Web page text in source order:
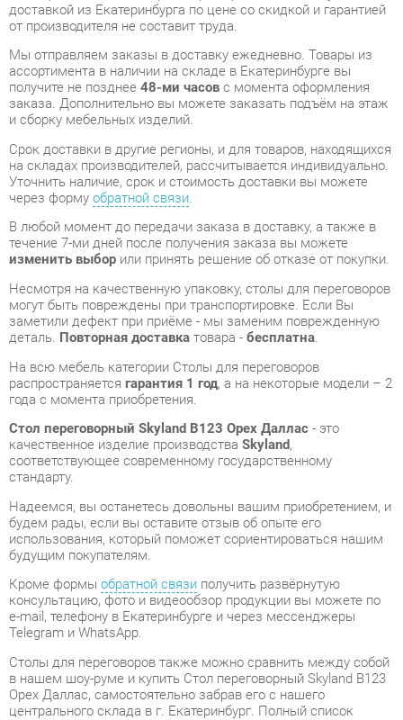
заказа. Дополнительно вы можете заказать подъём на этаж
и сборку мебельных изделий.
Срок доставки в другие регионы, и для товаров, находящихся
на складах производителей, рассчитывается индивидуально.
Уточнить наличие, срок и стоимость доставки вы можете
через формуобратной связи.
течение 7-ми дней после получения заказа вы можете
изменить выборили принять решение об отказе от покупки.
Несмотря на качественную упаковку, столы для переговоров
могут быть повреждены при транспортировке. Если Вы
заметили дефект при приёме - мы заменим поврежденную
деталь.Повторная доставкатовара -бесплатна.
На всю мебель категории Столы для переговоров
распространяетсягарантия 1 год, а на некоторые модели – 2
года с момента приобретения.
Стол переговорный Skyland В123 Орех Даллас- это
качественное изделие производстваSkyland,
соответствующее современному государственному
стандарту.
Надеемся, вы останетесь довольны вашим приобретением, и
будем рады, если вы оставите отзыв об опыте его
использования, который поможет сориентироваться нашим
будущим покупателям.
Кроме формы
e-mail, телефону в Екатеринбурге и через мессенджеры
Telegram и WhatsApp.
Столы для переговоров также можно сравнить между собой
Орех Даллас, самостоятельно забрав его с нашего
центрального склада в г. Екатеринбург. Полный список
адресов и магазинов смотрите на страницеконтактов.
Материал Лдсп
Цвет Орех
даллас